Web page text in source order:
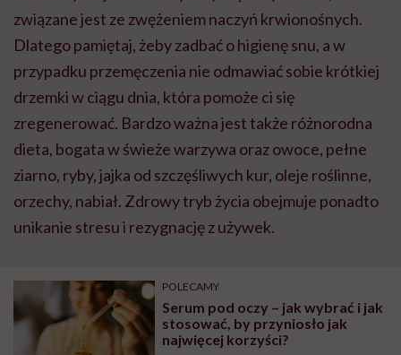
związane jest ze zwężeniem naczyń krwionośnych.
Dlatego pamiętaj, żeby zadbać o higienę snu, a w
przypadku przemęczenia nie odmawiać sobie krótkiej
drzemki w ciągu dnia, która pomoże ci się
zregenerować. Bardzo ważna jest także różnorodna
dieta, bogata w świeże warzywa oraz owoce, pełne
ziarno, ryby, jajka od szczęśliwych kur, oleje roślinne,
orzechy, nabiał. Zdrowy tryb życia obejmuje ponadto
unikanie stresu i rezygnację z używek.
POLECAMY
Serum pod oczy – jak wybrać i jak
stosować, by przyniosło jak
najwięcej korzyści?